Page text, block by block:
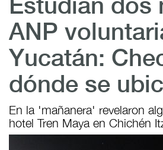
Estudian dos
ANP
Yucatán:
dónde se
En la 'mañanera' revelaron
hotel Tren Maya en Chichén